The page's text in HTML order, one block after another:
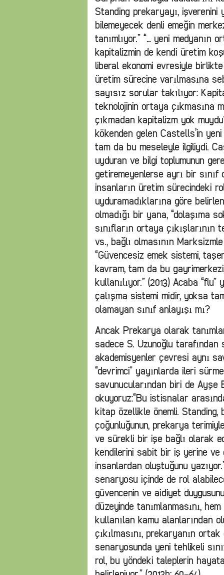
Standing prekaryayı, işverenini
bilemeyecek denli emeğin
tanımlıyor.” “… yeni medyanın
kapitalizmin de kendi üretim
liberal ekonomi evresiyle
üretim sürecine varılmasına
sayısız sorular takılıyor:
teknolojinin ortaya çıkmasına
çıkmadan kapitalizm yok
kökenden gelen Castells’in
tam da bu meseleyle ilgiliydi.
uyduran ve bilgi toplumunun
getiremeyenlerse ayrı bir sınıf
insanların üretim sürecindeki
uyduramadıklarına göre
olmadığı bir yana, “dolaşıma
sınıfların ortaya çıkışlarının
vs., bağlı olmasının
“Güvencesiz emek sistemi,
kavram, tam da bu
kullanılıyor.” (2013) Acaba
çalışma sistemi midir, yoksa
olamayan sınıf anlayışı mı?
Ancak Prekarya olarak
sadece S. Uzunoğlu
akademisyenler çevresi aynı
“devrimci” yayınlarda ileri
savunucularından biri de Ayşe
okuyoruz:“Bu istisnalar
kitap özellikle önemli. Standing,
çoğunluğunun, prekarya
ve sürekli bir işe bağlı olarak
kendilerini sabit bir iş yerine
insanlardan oluştuğunu
senaryosu içinde de rol
güvencenin ve aidiyet
düzeyinde tanımlanmasını,
kullanılan kamu alanlarından
çıkılmasını, prekaryanın
senaryosunda yeni tehlikeli
rol, bu yöndeki taleplerin